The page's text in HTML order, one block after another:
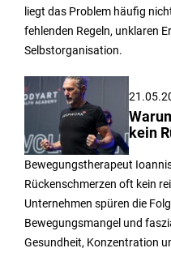
liegt das Problem häufig
fehlenden Regeln, unklaren
Selbstorganisation.
kein
Bewegungstherapeut
Rückenschmerzen oft kein
Unternehmen spüren die
Bewegungsmangel und
Gesundheit, Konzentration